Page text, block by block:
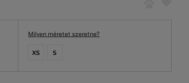
Milyen méretet szeretne?
XS S